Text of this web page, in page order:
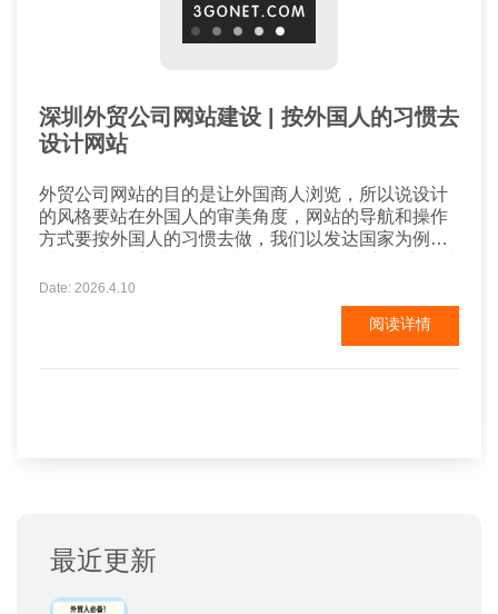
深圳外贸公司网站建设 | 按外国人的习惯去
设计网站
外贸公司网站的目的是让外国商人浏览，所以说设计
的风格要站在外国人的审美角度，网站的导航和操作
方式要按外国人的习惯去做，我们以发达国家为例来
白蓝等浅色为主，白色为底；用不同深度的颜色划分
网站的各个区域。网站整体看上去要简单大方，图文
要有理有据，网站的颜色不要太鲜艳，也不喜欢太多
重...
Date: 2026.4.10
阅读详情
最近更新